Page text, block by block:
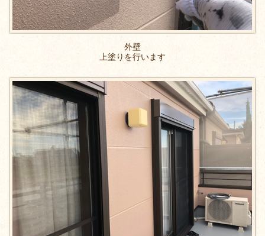
外壁
上塗りを行います